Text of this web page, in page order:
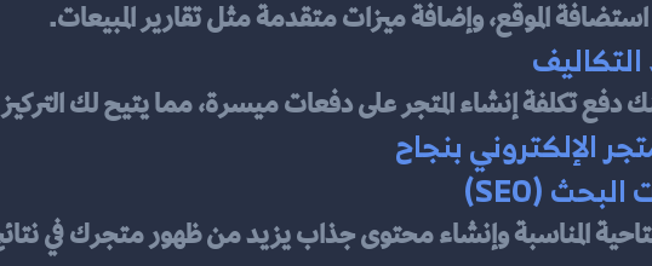
دفع تكلفة إنشاء المتجر على دفعات ميسرة، مما يتيح لك
الإلكتروني بنجاح
المناسبة وإنشاء محتوى جذاب يزيد من ظهور متجرك في